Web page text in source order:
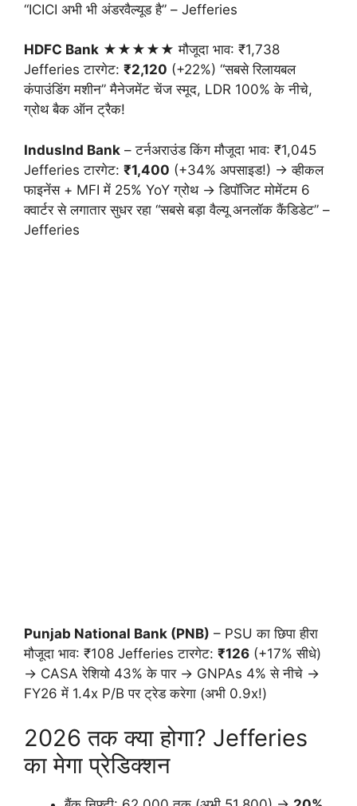
“ICICI अभी भी अंडरवैल्यूड है” – Jefferies
HDFC Bank ★★★★★ मौजूदा भाव: ₹1,738
Jefferies टारगेट: ₹2,120 (+22%) “सबसे रिलायबल
कंपाउंडिंग मशीन” मैनेजमेंट चेंज स्मूद, LDR 100% के नीचे,
ग्रोथ बैक ऑन ट्रैक!
IndusInd Bank – टर्नअराउंड किंग मौजूदा भाव: ₹1,045
Jefferies टारगेट: ₹1,400 (+34% अपसाइड!) → व्हीकल
फाइनेंस + MFI में 25% YoY ग्रोथ → डिपॉजिट मोमेंटम 6
क्वार्टर से लगातार सुधर रहा “सबसे बड़ा वैल्यू अनलॉक कैंडिडेट” –
Jefferies
Punjab National Bank (PNB) – PSU का छिपा हीरा
मौजूदा भाव: ₹108 Jefferies टारगेट: ₹126 (+17% सीधे)
→ CASA रेशियो 43% के पार → GNPAs 4% से नीचे →
FY26 में 1.4x P/B पर ट्रेड करेगा (अभी 0.9x!)
2026 तक क्या होगा? Jefferies
का मेगा प्रेडिक्शन